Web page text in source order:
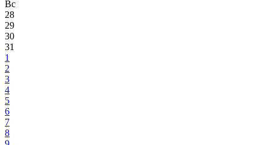
Вс
28
29
30
31
1
2
3
4
5
6
7
8